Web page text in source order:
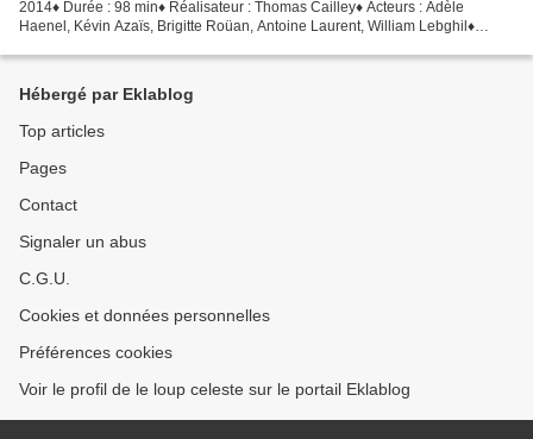
2014♦ Durée : 98 min♦ Réalisateur : Thomas Cailley♦ Acteurs : Adèle
Haenel, Kévin Azaïs, Brigitte Roüan, Antoine Laurent, William Lebghil♦
Hébergé par Eklablog
Top articles
Pages
Contact
Signaler un abus
C.G.U.
Cookies et données personnelles
Préférences cookies
Voir le profil de le loup celeste sur le portail Eklablog